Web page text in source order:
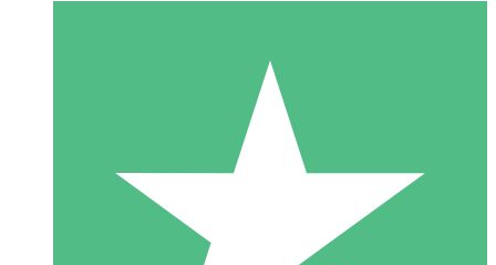
Packs de Crédits Individuels
Payez à l'utilisation avec des crédits de téléchargement. Sans
1 Téléchargement